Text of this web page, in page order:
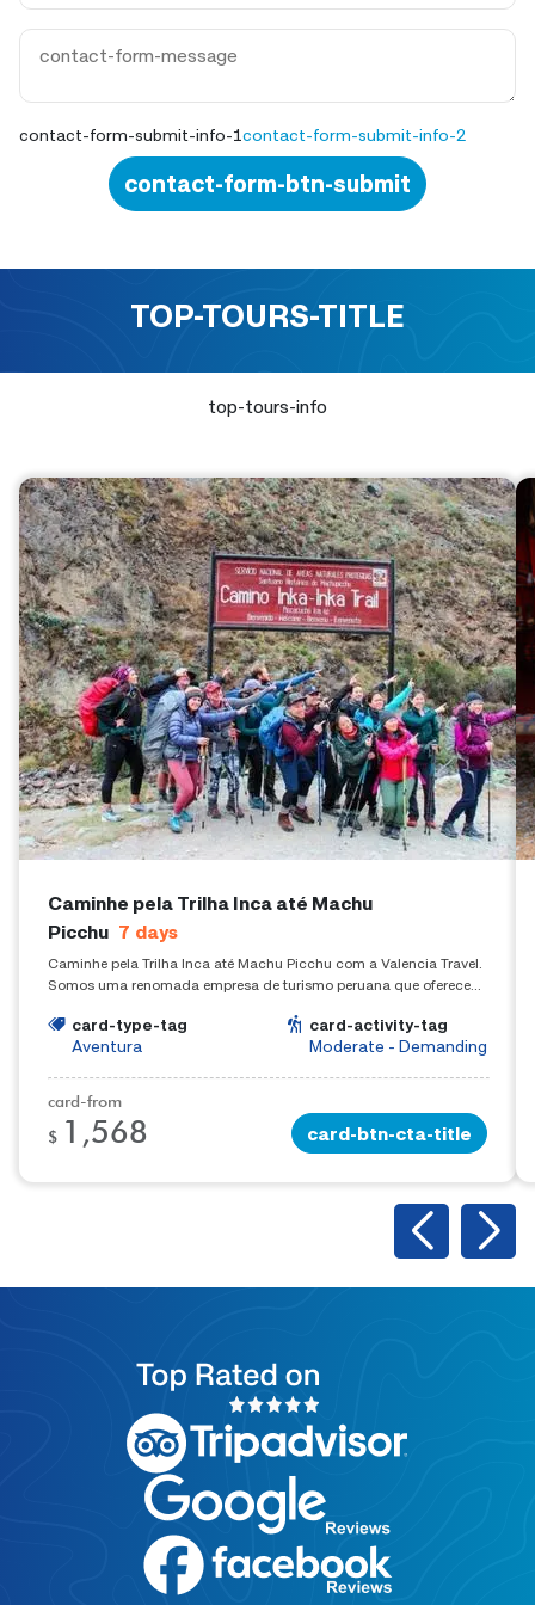
contact-form-submit-info-1contact-form-submit-info-2
contact-form-btn-submit
TOP-TOURS-TITLE
top-tours-info
Caminhe pela Trilha Inca até Machu
Picchu 7 days
Caminhe pela Trilha Inca até Machu Picchu com a Valencia Travel.
Somos uma renomada empresa de turismo peruana que oferece
card-type-tag
Aventura
card-activity-tag
Moderate - Demanding
card-from
$ 1,568 card-btn-cta-title